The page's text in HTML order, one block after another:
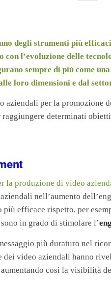
degli strumenti più
l’evoluzione delle
sempre di più come
loro dimensioni e dal
aziendali per la promozione
determinati
la produzione di video
nell’aumento
efficace rispetto, per
in grado di stimolare l’
più duraturo nel
video aziendali hanno
così la visibilità